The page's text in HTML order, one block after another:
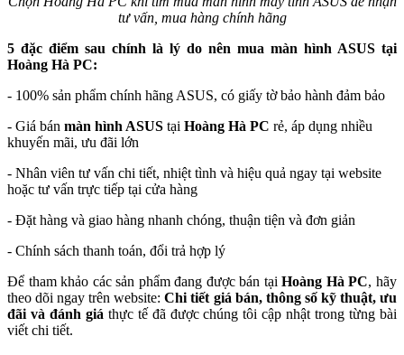
tư vấn, mua hàng chính hãng
5 đặc điểm sau chính là lý do nên mua màn hình ASUS tại
Hoàng Hà PC:
- 100% sản phẩm chính hãng ASUS, có giấy tờ bảo hành đảm bảo
- Giá bán màn hình ASUS tại Hoàng Hà PC rẻ, áp dụng nhiều
khuyến mãi, ưu đãi lớn
- Nhân viên tư vấn chi tiết, nhiệt tình và hiệu quả ngay tại website
hoặc tư vấn trực tiếp tại cửa hàng
- Đặt hàng và giao hàng nhanh chóng, thuận tiện và đơn giản
- Chính sách thanh toán, đổi trả hợp lý
Để tham khảo các sản phẩm đang được bán tạiHoàng Hà PC, hãy
theo dõi ngay trên website: Chi tiết giá bán, thông số kỹ thuật, ưu
đãi và đánh giá thực tế đã được chúng tôi cập nhật trong từng bài
viết chi tiết.